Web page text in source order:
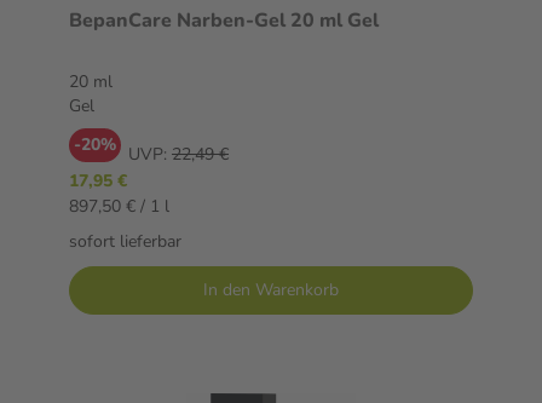
BepanCare Narben-Gel 20 ml Gel
20 ml
Gel
-20% UVP: 22,49 €
17,95 €
897,50 € / 1 l
sofort lieferbar
In den Warenkorb